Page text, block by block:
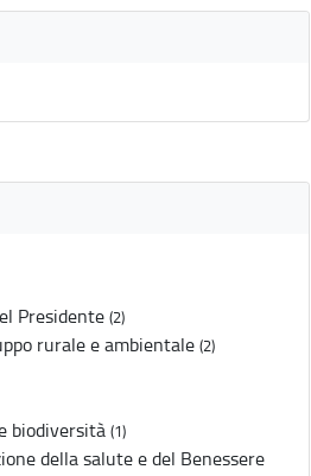
Presidente (2)
rurale e ambientale (2)
biodiversità (1)
della salute e del Benessere